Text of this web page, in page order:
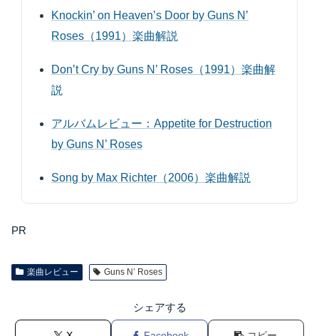
Knockin’ on Heaven’s Door by Guns N’
Roses（1991）楽曲解説
Don’t Cry by Guns N’ Roses（1991）楽曲解
説
アルバムレビュー：Appetite for Destruction
by Guns N’ Roses
Song by Max Richter（2006）楽曲解説
PR
楽曲レビュー Guns N’ Roses
シェアする